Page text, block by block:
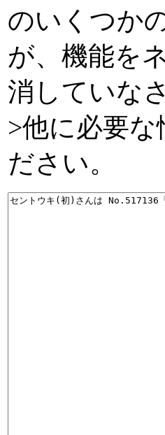
のいくつか
が、機能を
消していな
>他に必要
ださい。